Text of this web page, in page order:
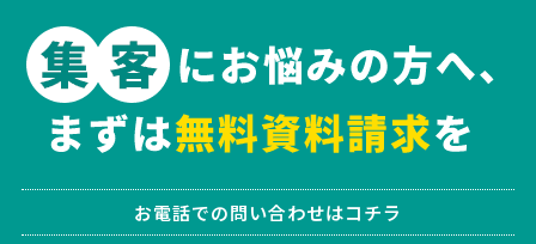
お電話での問い合わせはコチラ